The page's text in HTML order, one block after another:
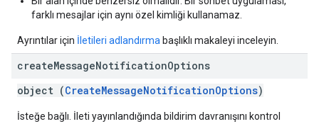
farklı mesajlar için aynı özel kimliği kullanamaz.
Ayrıntılar için İletileri adlandırma başlıklı makaleyi inceleyin.
createMessageNotificationOptions
object (CreateMessageNotificationOptions)
İsteğe bağlı. İleti yayınlandığında bildirim davranışını kontrol